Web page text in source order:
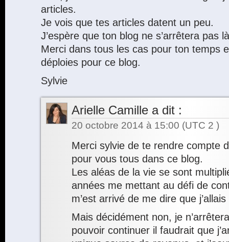
articles.
Je vois que tes articles datent un peu.
J’espère que ton blog ne s’arrêtera pas
Merci dans tous les cas pour ton temps
déploies pour ce blog.
Sylvie
Arielle Camille a dit :
20 octobre 2014 à 15:00 (UTC 2 )
Merci sylvie de te rendre compte
pour vous tous dans ce blog.
Les aléas de la vie se sont
années me mettant au défi de
m’est arrivé de me dire que
Mais décidément non, je
pouvoir continuer il faudrait que